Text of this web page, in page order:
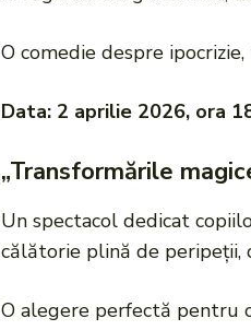
O comedie despre
Data: 2 aprilie 2026, ora
„Transformările
Un spectacol dedicat
călătorie plină de peripeții,
O alegere perfectă pentru